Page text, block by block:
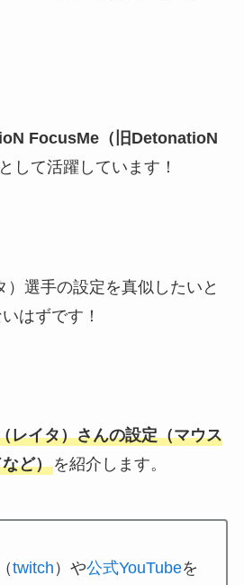
FocusMe（旧DetonatioN
して活躍しています！
）選手の設定を真似したいと
はずです！
レイタ）さんの設定（マウス
ど）を紹介します。
twitch ）や公式YouTubeを